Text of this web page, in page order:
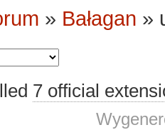
» Bałagan »
7 official